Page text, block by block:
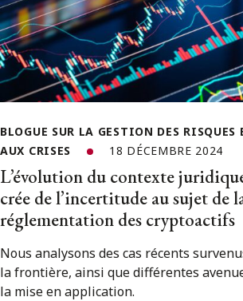
BLOGUE SUR LA GESTION DES RISQUES
AUX CRISES
18 DÉCEMBRE 2024
L’évolution du contexte
crée de l’incertitude au sujet de
réglementation des cryptoactifs
Nous analysons des cas récents
la frontière, ainsi que différentes
la mise en application.